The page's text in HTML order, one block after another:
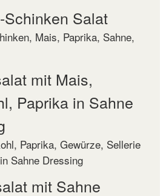
Schinken Salat
Mais, Paprika, Sahne,
mit Mais,
Paprika in Sahne
Paprika, Gewürze, Sellerie
Sahne Dressing
mit Sahne